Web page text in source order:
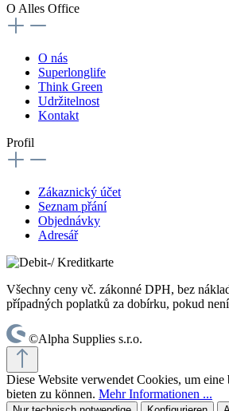
O Alles Office
O nás
Superlonglife
Think Green
Udržitelnost
Kontakt
Profil
Zákaznický účet
Seznam přání
Objednávky
Adresář
Všechny ceny vč. zákonné DPH, bez
případných poplatků za dobírku, pokud
©Alpha Supplies s.r.o.
Diese Website verwendet Cookies, um
bieten zu können. Mehr Informationen ...